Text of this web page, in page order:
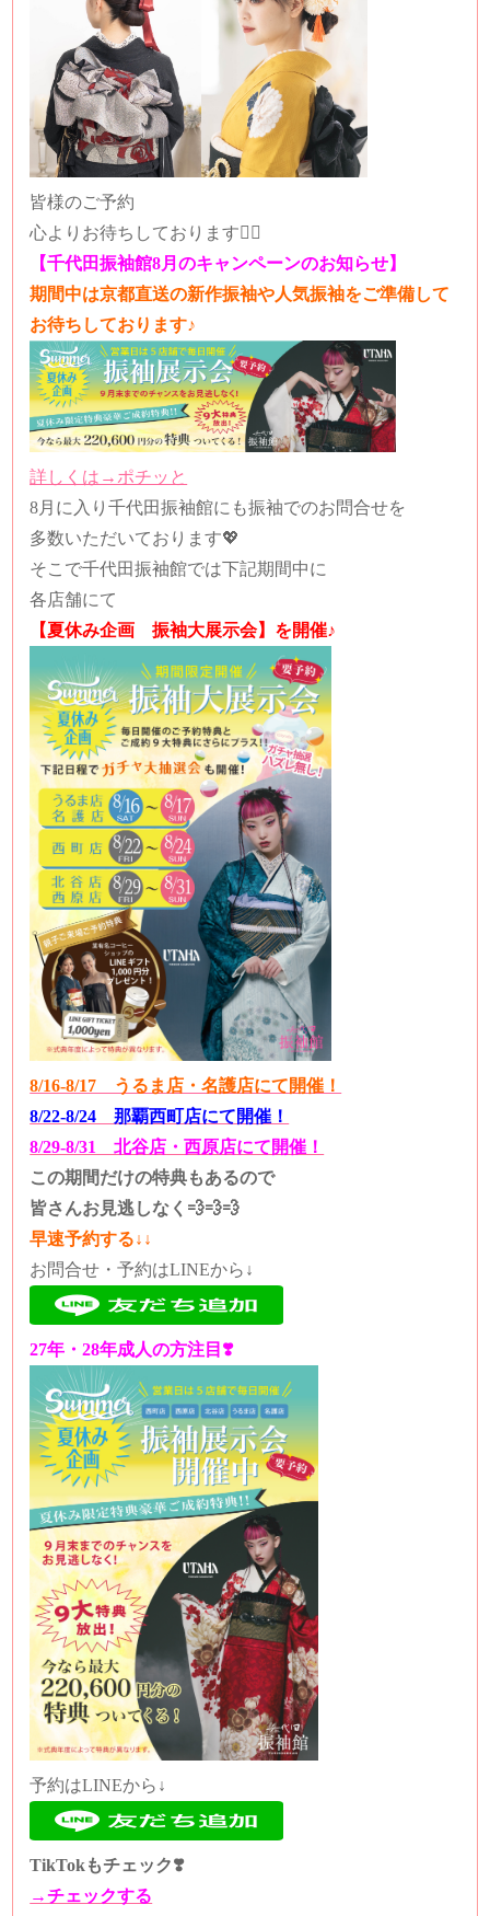
皆様のご予約
心よりお待ちしております🙇‍♀️
【千代田振袖館8月のキャンペーンのお知らせ】
期間中は京都直送の新作振袖や人気振袖をご準備して
お待ちしております♪
詳しくは→ポチッと
8月に入り千代田振袖館にも振袖でのお問合せを
多数いただいております💖
そこで千代田振袖館では下記期間中に
各店舗にて
【夏休み企画 振袖大展示会】を開催♪
8/16-8/17 うるま店・名護店にて開催！
8/22-8/24 那覇西町店にて開催！
8/29-8/31 北谷店・西原店にて開催！
この期間だけの特典もあるので
皆さんお見逃しなく💨💨💨
早速予約する↓↓
お問合せ・予約はLINEから↓
27年・28年成人の方注目❣️
予約はLINEから↓
TikTokもチェック❣️
→チェックする